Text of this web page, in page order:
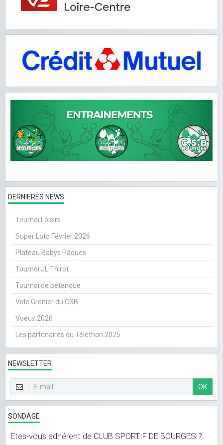
DERNIERES NEWS
Tournoi Loisirs
Super Loto Février 2026
Plateau Babys Pâques
Tournoi JL Thirot
Tournoi de pétanque
Vide Grenier du CSB
Voeux 2026
Les partenaires du Téléthon 2025
NEWSLETTER
OK
SONDAGE
Etes-vous adhérent de CLUB SPORTIF DE BOURGES ?